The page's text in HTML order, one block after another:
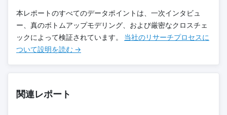
本レポートのすべてのデータポイントは、一次インタビュ
ー、真のボトムアップモデリング、および厳密なクロスチェ
ックによって検証されています。 当社のリサーチプロセスに
ついて設明を読む →
関連レポート